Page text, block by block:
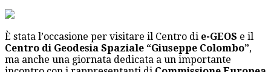
È stata l’occasione per visitare il Centro di e-GEOS e il
Centro di Geodesia Spaziale “Giuseppe Colombo”,
ma anche una giornata dedicata a un importante